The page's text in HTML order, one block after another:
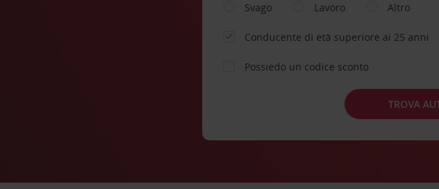
Svago
Lavoro Altro
Conducente di età superiore ai 25 anni
Possiedo un codice sconto
TROVA